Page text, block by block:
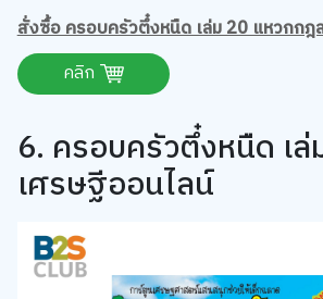
คลิก
6. ครอบครัวตึ๋งหนืด เล่ม
เศรษฐีออนไลน์